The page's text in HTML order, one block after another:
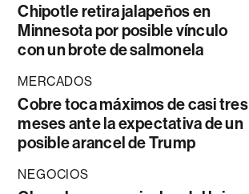
Chipotle retira jalapeños en
Minnesota por posible vínculo
con un brote de salmonela
MERCADOS
Cobre toca máximos de casi tres
meses ante la expectativa de un
posible arancel de Trump
NEGOCIOS